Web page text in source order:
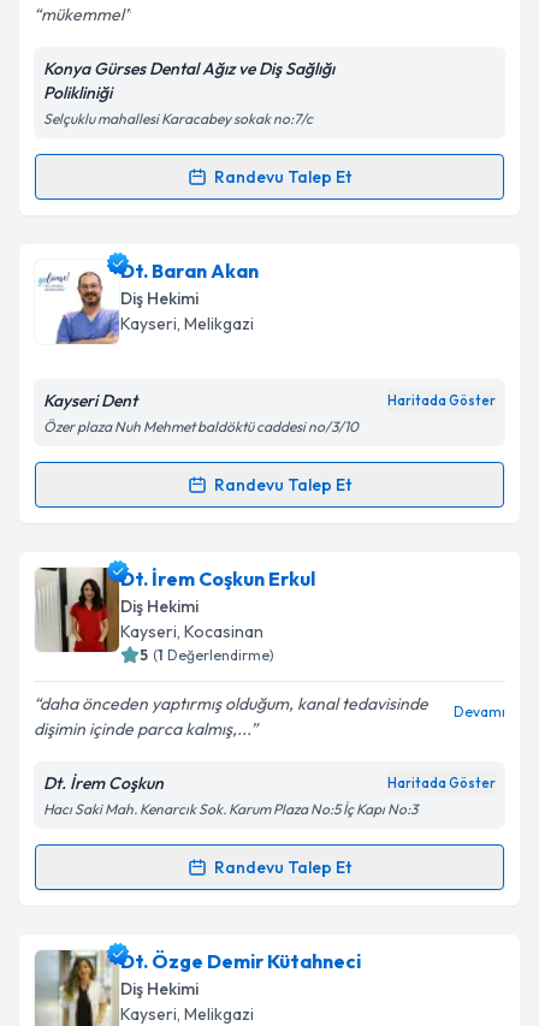
Metni'ni okudum ve kişisel verilerimin belirtilen
kapsamda işlenmesini kabul ediyorum.
mükemmel
Konya Gürses Dental Ağız ve Diş Sağlığı
Polikliniği
Selçuklu mahallesi Karacabey sokak no:7/c
Randevu Talep Et
Randevu Takvimi Talebi
Dt. Merve Bakır Göner
oluşturun. Size bu uzmandan randevu almanız için bir
takvim hazırlandığında e-posta ile bilgilendireceğiz.
Kişisel verilerimin işlenmesine ilişkin
Metni'ni okudum ve kişisel verilerimin belirtilen
Takvim Talebini Gönder
Dt. Baran Akan
Diş Hekimi
Kayseri, Melikgazi
Kayseri Dent Haritada Göster
Özer plaza Nuh Mehmet baldöktü caddesi no/3/10
Randevu Talep Et
Randevu Takvimi Talebi
Dt. Baran Akaniçin randevu takvimi talebi oluşturun.
Size bu uzmandan randevu almanız için bir takvim
hazırlandığında e-posta ile bilgilendireceğiz.
Kişisel verilerimin işlenmesine ilişkin
Aydınlatma
Metni'ni okudum ve kişisel verilerimin belirtilen
kapsamda işlenmesini kabul ediyorum.
Dt. İrem Coşkun Erkul
Diş Hekimi
Kayseri, Kocasinan
5 (1 Değerlendirme)
daha önceden yaptırmış olduğum, kanal tedavisinde
dişimin içinde parca kalmış,...
Devamı
Dt. İrem Coşkun Haritada Göster
Hacı Saki Mah. Kenarcık Sok. Karum Plaza No:5 İç Kapı No:3
Randevu Talep Et
Randevu Takvimi Talebi
Dt. İrem Coşkun Erkuliçin randevu takvimi talebi
oluşturun. Size bu uzmandan randevu almanız için bir
takvim hazırlandığında e-posta ile bilgilendireceğiz.
Dt. Özge Demir Kütahneci
Diş Hekimi
Kayseri, Melikgazi